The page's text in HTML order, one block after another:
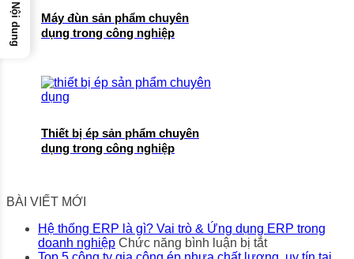
Máy đùn sản phẩm chuyên
dụng trong công nghiệp
Thiết bị ép sản phẩm chuyên
dụng trong công nghiệp
BÀI VIẾT MỚI
Hệ thống ERP là gì? Vai trò & Ứng dụng ERP trong
doanh nghiệp Chức năng bình luận bị tắtở
Nội dung